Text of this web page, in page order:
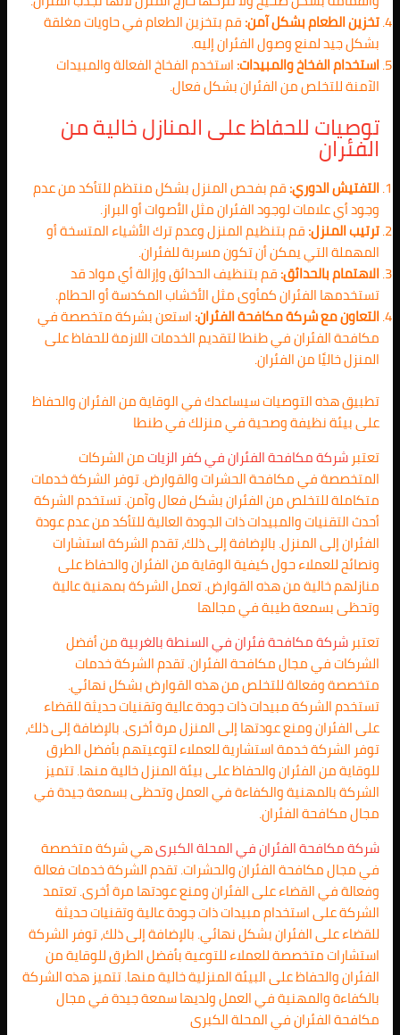
تخزين الطعام بشكل آمن:قم بتخزين الطعام في حاويات مغلقة
بشكل جيد لمنع وصول الفئران إليه.
استخدام الفخاخ والمبيدات:استخدم الفخاخ الفعالة والمبيدات
الآمنة للتخلص من الفئران بشكل فعال.
توصيات للحفاظ على المنازل خالية من
الفئران
التفتيش الدوري:قم بفحص المنزل بشكل منتظم للتأكد من عدم
وجود أي علامات لوجود الفئران مثل الأصوات أو البراز.
ترتيب المنزل:قم بتنظيم المنزل وعدم ترك الأشياء المتسخة أو
المهملة التي يمكن أن تكون مسربة للفئران.
الاهتمام بالحدائق:قم بتنظيف الحدائق وإزالة أي مواد قد
تستخدمها الفئران كمأوى مثل الأخشاب المكدسة أو الحطام.
التعاون مع شركة مكافحة الفئران:استعن بشركة متخصصة في
مكافحة الفئران في طنطا لتقديم الخدمات اللازمة للحفاظ على
المنزل خاليًا من الفئران.
تطبيق هذه التوصيات سيساعدك في الوقاية من الفئران والحفاظ
على بيئة نظيفة وصحية في منزلك في طنطا
تعتبرشركة مكافحة الفئران في كفر الزياتمن الشركات
المتخصصة في مكافحة الحشرات والقوارض. توفر الشركة خدمات
متكاملة للتخلص من الفئران بشكل فعال وآمن. تستخدم الشركة
أحدث التقنيات والمبيدات ذات الجودة العالية للتأكد من عدم عودة
الفئران إلى المنزل. بالإضافة إلى ذلك، تقدم الشركة استشارات
ونصائح للعملاء حول كيفية الوقاية من الفئران والحفاظ على
منازلهم خالية من هذه القوارض. تعمل الشركة بمهنية عالية
وتحظى بسمعة طيبة في مجالها
تعتبرشركة مكافحة فئران في السنطة بالغربيةمن أفضل
الشركات في مجال مكافحة الفئران. تقدم الشركة خدمات
متخصصة وفعالة للتخلص من هذه القوارض بشكل نهائي.
تستخدم الشركة مبيدات ذات جودة عالية وتقنيات حديثة للقضاء
على الفئران ومنع عودتها إلى المنزل مرة أخرى. بالإضافة إلى ذلك،
توفر الشركة خدمة استشارية للعملاء لتوعيتهم بأفضل الطرق
للوقاية من الفئران والحفاظ على بيئة المنزل خالية منها. تتميز
الشركة بالمهنية والكفاءة في العمل وتحظى بسمعة جيدة في
مجال مكافحة الفئران.
شركة مكافحة الفئران في المحلة الكبرىهي شركة متخصصة
في مجال مكافحة الفئران والحشرات. تقدم الشركة خدمات فعالة
وفعالة في القضاء على الفئران ومنع عودتها مرة أخرى. تعتمد
الشركة على استخدام مبيدات ذات جودة عالية وتقنيات حديثة
للقضاء على الفئران بشكل نهائي. بالإضافة إلى ذلك، توفر الشركة
استشارات متخصصة للعملاء للتوعية بأفضل الطرق للوقاية من
الفئران والحفاظ على البيئة المنزلية خالية منها. تتميز هذه الشركة
بالكفاءة والمهنية في العمل ولديها سمعة جيدة في مجال
مكافحة الفئران في المحلة الكبرى